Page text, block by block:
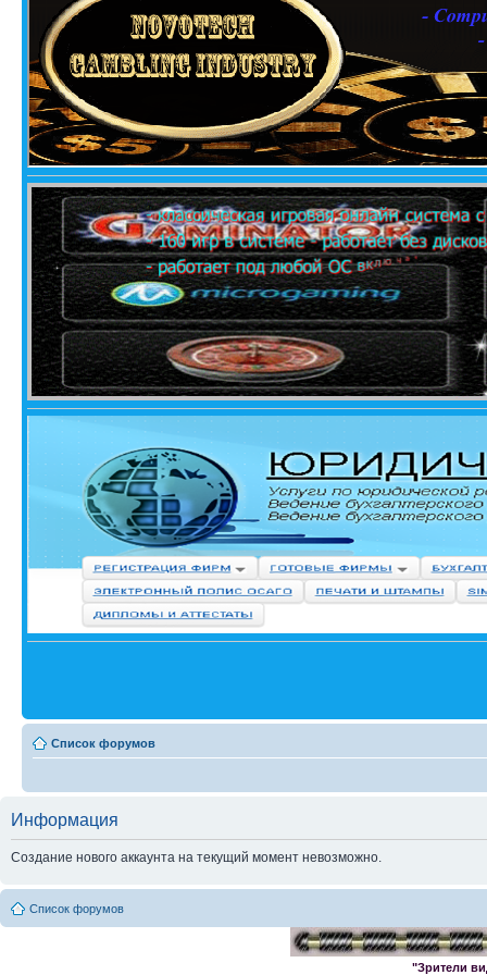
Список форумов
Информация
Создание нового аккаунта на текущий момент невозможно.
Список форумов
"Зрители